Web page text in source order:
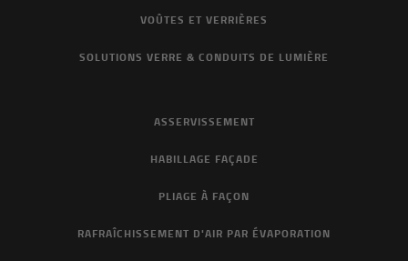
VOÛTES ET VERRIÈRES
SOLUTIONS VERRE & CONDUITS DE LUMIÈRE
ASSERVISSEMENT
HABILLAGE FAÇADE
PLIAGE À FAÇON
RAFRAÎCHISSEMENT D'AIR PAR ÉVAPORATION